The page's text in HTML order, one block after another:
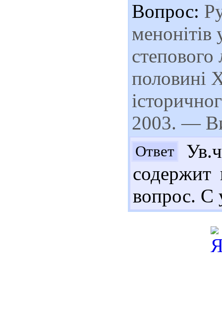
Вопрос:
менонітів
степового
половині
2003. —
Ответ
содержит
вопрос. С